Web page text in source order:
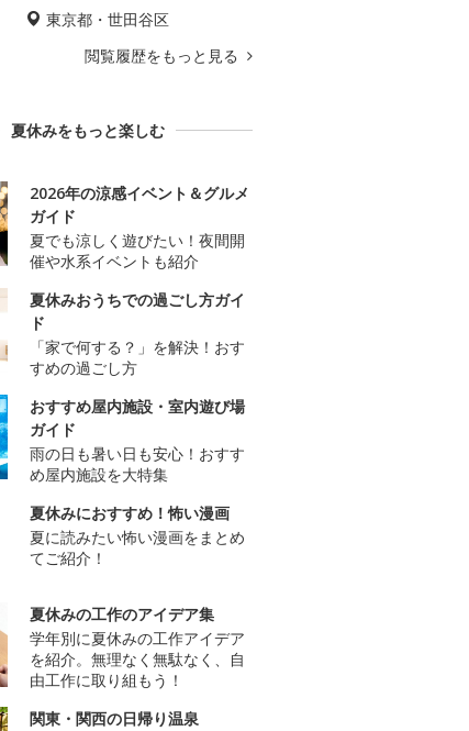
東京都・世田谷区
閲覧履歴をもっと見る
夏休みをもっと楽しむ
2026年の涼感イベント＆グルメ
ガイド
夏でも涼しく遊びたい！夜間開
催や水系イベントも紹介
夏休みおうちでの過ごし方ガイ
ド
「家で何する？」を解決！おす
すめの過ごし方
おすすめ屋内施設・室内遊び場
ガイド
雨の日も暑い日も安心！おすす
め屋内施設を大特集
夏休みにおすすめ！怖い漫画
夏に読みたい怖い漫画をまとめ
てご紹介！
夏休みの工作のアイデア集
学年別に夏休みの工作アイデア
を紹介。無理なく無駄なく、自
由工作に取り組もう！
関東・関西の日帰り温泉